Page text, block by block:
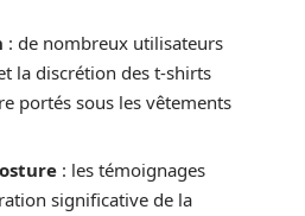
: de nombreux utilisateurs
la discrétion des t-shirts
portés sous les vêtements
: les témoignages
significative de la